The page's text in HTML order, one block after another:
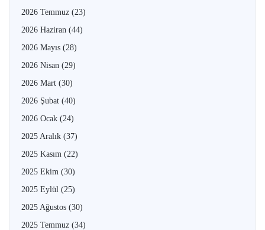
2026 Temmuz (23)
2026 Haziran (44)
2026 Mayıs (28)
2026 Nisan (29)
2026 Mart (30)
2026 Şubat (40)
2026 Ocak (24)
2025 Aralık (37)
2025 Kasım (22)
2025 Ekim (30)
2025 Eylül (25)
2025 Ağustos (30)
2025 Temmuz (34)